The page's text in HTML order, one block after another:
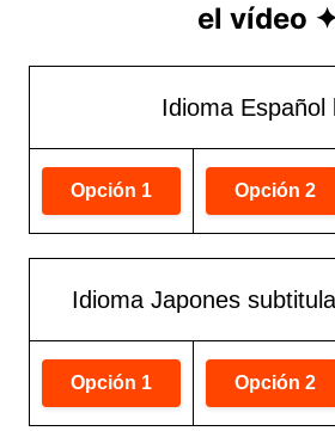
el vídeo
Idioma Español
Idioma Japones